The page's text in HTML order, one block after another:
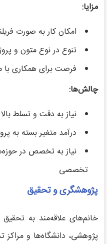
مزایا:
امکان کار به صورت
تنوع در نوع متون و
فرصت برای همکاری با
چالش‌ها:
نیاز به دقت و تسلط
درآمد متغیر بسته به
نیاز به تخصص در
تخصصی
پژوهشگری و تحقیق
خانم‌های علاقه‌مند به
پژوهشی، دانشگاه‌ها و مراکز